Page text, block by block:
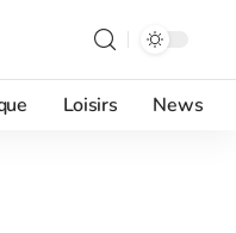
Loisirs News